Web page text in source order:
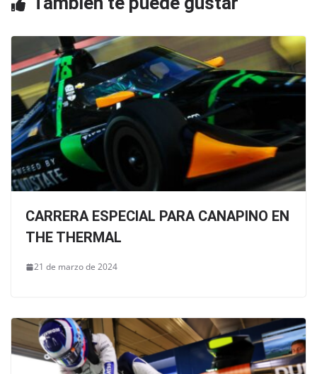
CARRERA ESPECIAL PARA CANAPINO EN
THE THERMAL
21 de marzo de 2024